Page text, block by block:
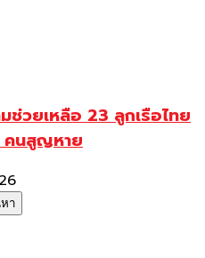
ช่วยเหลือ 23 ลูกเรือไทย
คนสูญหาย